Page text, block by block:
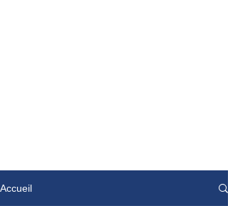
Accueil